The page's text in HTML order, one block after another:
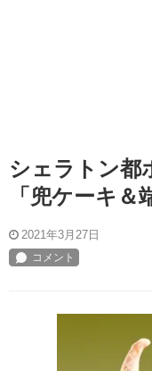
シェラトン都
「兜ケーキ
2021年3月27日